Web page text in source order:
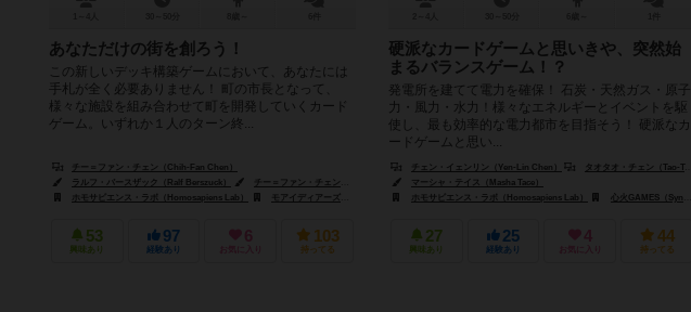
あなただけの街を創ろう！
この新しいデッキ構築ゲームにおいて、あなたには
手札が全く必要ありません！ 町の市長となって、
様々な施設を組み合わせて町を開発していくカード
ゲーム。いずれか１人のターン終...
チー＝ファン・チェン（Chih-Fan Chen）
ラルフ・バースザック（Ralf Berszuck）
チー＝ファン・チェン（Chih-Fan Chen）
アダム・マクアイヴァー（Adam P. McIver）
ホモサピエンス・ラボ（Homosapiens Lab）
モアイディアーズ・ゲーム・デザイン（Moaideas Game Design） ジェンXゲームズ（Gen-X Games）
53
興味あり
97
経験あり
6
お気に入り
103
持ってる
硬派なカードゲームと思いきや、突然始
まるバランスゲーム！？
発電所を建てて電力を確保！ 石炭・天然ガス・原子
力・風力・水力！様々なエネルギーとイベントを駆
使し、最も効率的な電力都市を目指そう！ 硬派なカ
ードゲームと思い...
チェン・イェンリン（Yen-Lin Chen） タオタオ・チェン（Tao-Tao Chen）
マーシャ・テイス（Masha Tace）
ホモサピエンス・ラボ（Homosapiens Lab）
心火GAMES（Synka Games）
27
興味あり
25
経験あり
4
お気に入り
44
持ってる